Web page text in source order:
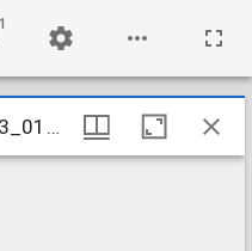
1
UKLSE_DL1_EH01_003_016_0137